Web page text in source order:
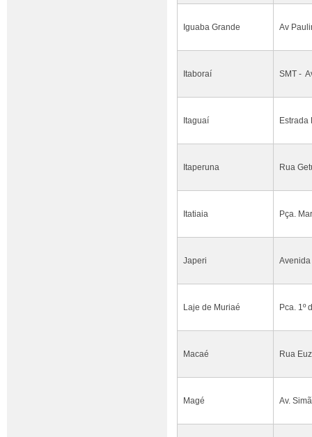
Iguaba Grande Av
Itaboraí SMT -
Itaguaí Estrada
Itaperuna Rua
Itatiaia Pça.
Japeri Avenida
Laje de Muriaé Pca. 1º
Macaé Rua
Magé Av.